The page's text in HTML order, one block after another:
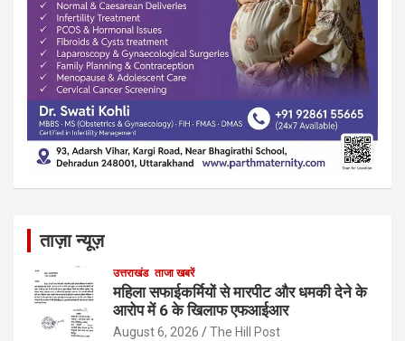
ताज़ा न्यूज़
उत्तराखंड ताजा खबरें
महिला सफाईकर्मियों से मारपीट और धमकी देने के
आरोप में 6 के खिलाफ एफआईआर
August 6, 2026 The Hill Post